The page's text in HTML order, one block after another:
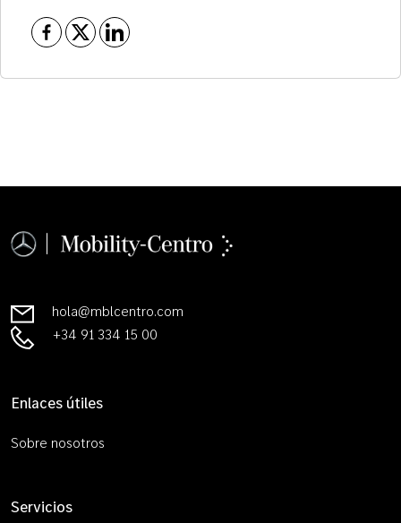
hola@mblcentro.com
+34 91 334 15 00
Enlaces útiles
Sobre nosotros
Servicios